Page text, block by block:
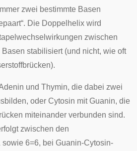
zwei bestimmte Basen
Die Doppelhelix wird
zwischen
stabilisiert (und nicht, wie oft
).
und Thymin, die dabei zwei
oder Cytosin mit Guanin, die
miteinander verbunden sind.
zwischen den
6=6, bei Guanin-Cytosin-